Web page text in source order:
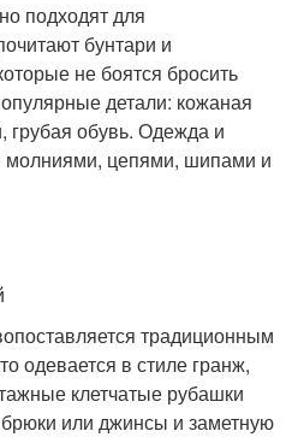
подходят для
бунтари и
не боятся бросить
детали: кожаная
грубая обувь. Одежда и
молниями, цепями, шипами и
традиционным
одевается в стиле гранж,
клетчатые рубашки
или джинсы и заметную